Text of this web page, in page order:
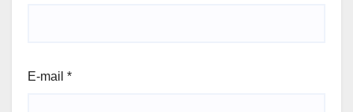
E-mail *